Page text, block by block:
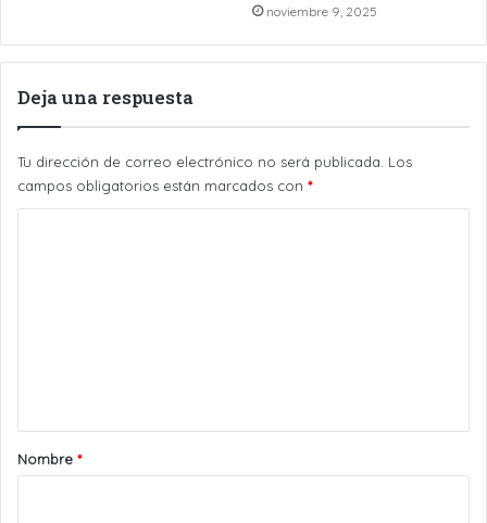
noviembre 9, 2025
Deja una respuesta
Tu dirección de correo electrónico no será publicada. Los
campos obligatorios están marcados con *
rNombre *